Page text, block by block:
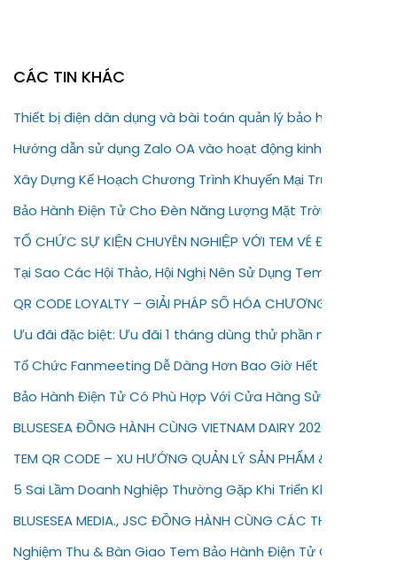
CÁC TIN KHÁC
Thiết bị điện dân dụng và bài toán quản lý bảo hành
Hướng dẫn sử dụng Zalo OA vào hoạt động kinh doanh
Xây Dựng Kế Hoạch Chương Trình Khuyến Mại Trực Tuyến
Bảo Hành Điện Tử Cho Đèn Năng Lượng Mặt Trời – Giải
TỔ CHỨC SỰ KIỆN CHUYÊN NGHIỆP VỚI TEM VÉ ĐIỆN TỬ
Tại Sao Các Hội Thảo, Hội Nghị Nên Sử Dụng Tem Vé Điện
QR CODE LOYALTY – GIẢI PHÁP SỐ HÓA CHƯƠNG TRÌNH
Ưu đãi đặc biệt: Ưu đãi 1 tháng dùng thử phần mềm bảo
Tổ Chức Fanmeeting Dễ Dàng Hơn Bao Giờ Hết Với Tem
Bảo Hành Điện Tử Có Phù Hợp Với Cửa Hàng Sửa Chữa
BLUSESEA ĐỒNG HÀNH CÙNG VIETNAM DAIRY 2026
TEM QR CODE – XU HƯỚNG QUẢN LÝ SẢN PHẨM & BẢO
5 Sai Lầm Doanh Nghiệp Thường Gặp Khi Triển Khai Bảo
BLUSESEA MEDIA., JSC ĐỒNG HÀNH CÙNG CÁC THƯƠNG
Nghiệm Thu & Bàn Giao Tem Bảo Hành Điện Tử Cho